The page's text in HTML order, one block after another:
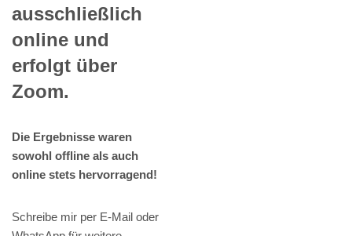
ausschließlich
online und
erfolgt über
Zoom.
Die Ergebnisse waren
sowohl offline als auch
online stets hervorragend!
Schreibe mir per E-Mail oder